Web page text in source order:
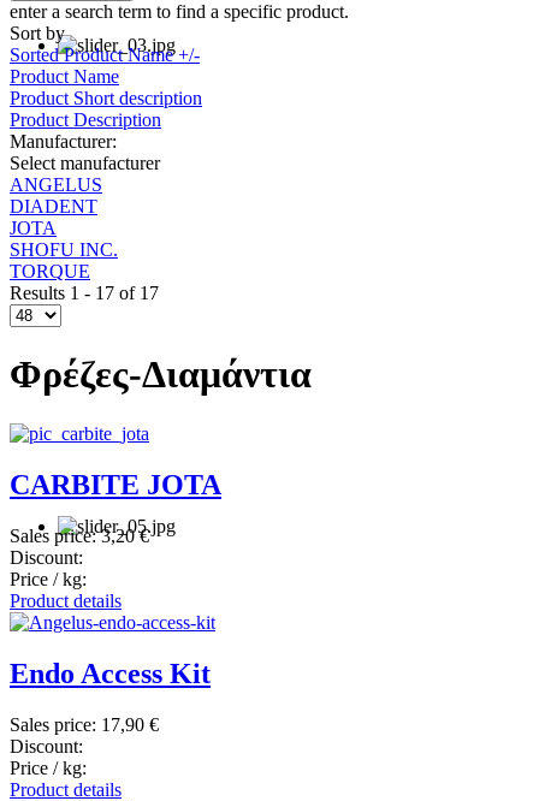
enter a search term to find a specific product.
Sort by
Sorted Product Name +/-
Product Name
Product Short description
Product Description
Manufacturer:
Select manufacturer
ANGELUS
DIADENT
JOTA
SHOFU INC.
TORQUE
Results 1 - 17 of 17
Φρέζες-Διαμάντια
CARBITE JOTA
Sales price:3,20 €
Discount:
Price / kg:
Product details
Endo Access Kit
Sales price: 17,90 €
Discount:
Price / kg:
Product details